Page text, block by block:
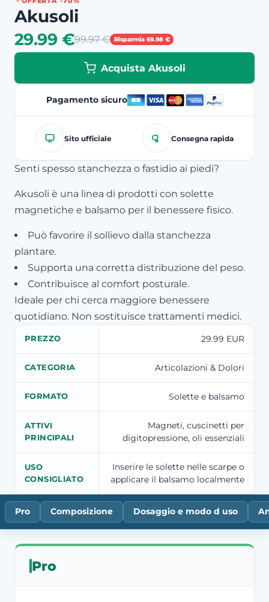
Akusoli
29.99 €99.97 € Risparmia 69.98 €
Acquista Akusoli
Pagamento sicuro
Sito ufficiale Consegna rapida
Senti spesso stanchezza o fastidio ai piedi?
Akusoli è una linea di prodotti con solette
magnetiche e balsamo per il benessere fisico.
Può favorire il sollievo dalla stanchezza
plantare.
Supporta una corretta distribuzione del peso.
Contribuisce al comfort posturale.
Ideale per chi cerca maggiore benessere
quotidiano. Non sostituisce trattamenti medici.
PREZZO 29.99 EUR
CATEGORIA Articolazioni & Dolori
FORMATO Solette e balsamo
ATTIVI
PRINCIPALI
Magneti, cuscinetti per
digitopressione, oli essenziali
USO
CONSIGLIATO
Inserire le solette nelle scarpe o
applicare il balsamo localmente
Pro Composizione Dosaggio e modo d uso
Pro